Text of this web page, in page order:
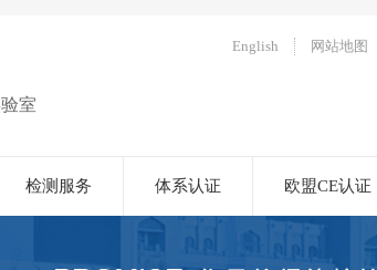
室
English 网站地图
检测服务 体系认证 欧盟CE认证